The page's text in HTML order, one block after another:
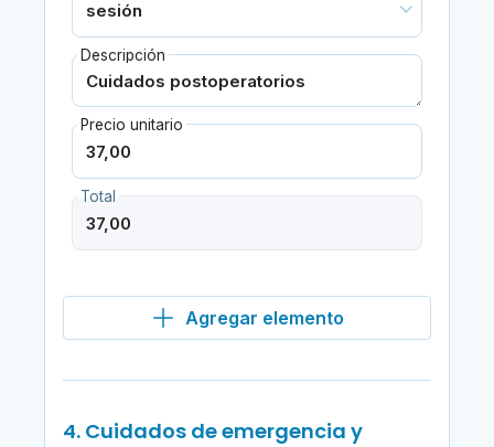
Descripción
Precio unitario
Total
Agregar elemento
4. Cuidados de emergencia y